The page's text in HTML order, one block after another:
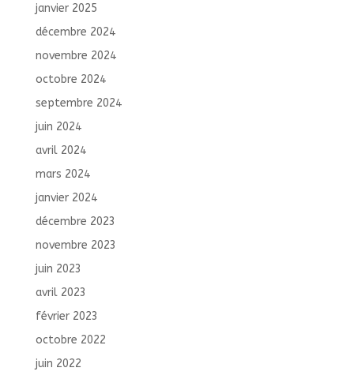
janvier 2025
décembre 2024
novembre 2024
octobre 2024
septembre 2024
juin 2024
avril 2024
mars 2024
janvier 2024
décembre 2023
novembre 2023
juin 2023
avril 2023
février 2023
octobre 2022
juin 2022